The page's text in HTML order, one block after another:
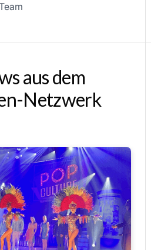
aus dem
Netzwerk